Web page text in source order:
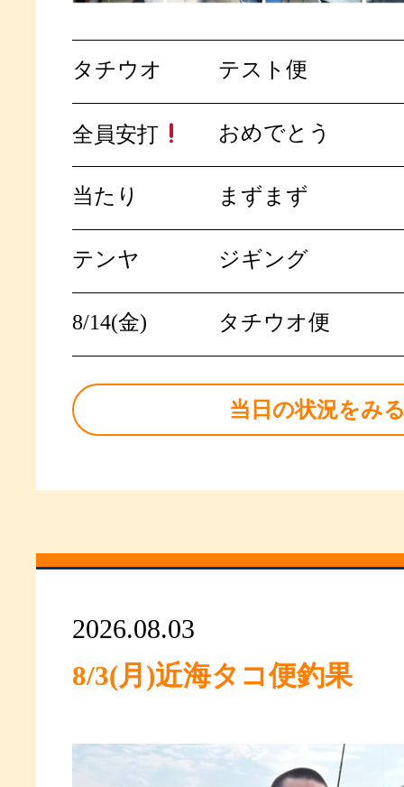
タチウオ テスト便
全員安打 おめでとう
当たり まずまず
テンヤ ジギング
8/14(金) タチウオ便
当日の状況をみ
2026.08.03
8/3(月)近海タコ便釣果